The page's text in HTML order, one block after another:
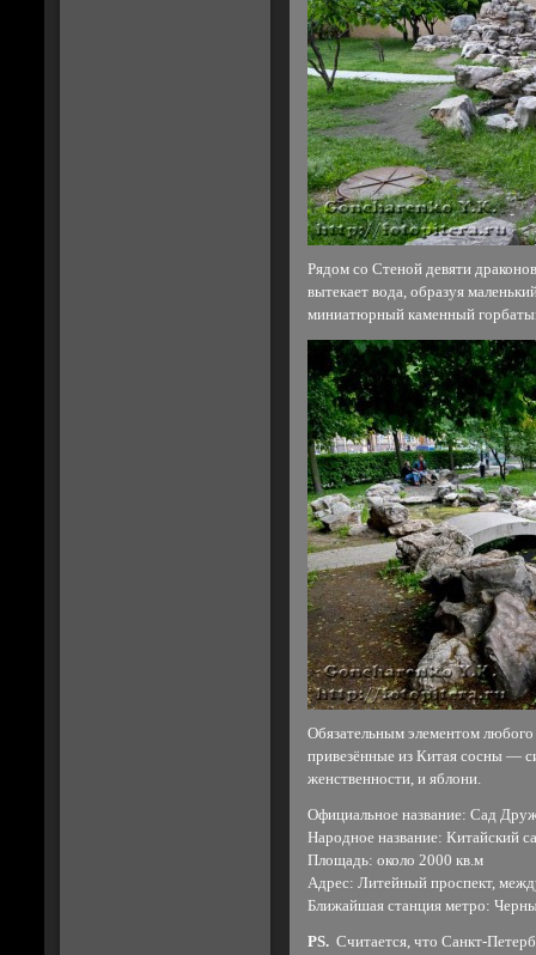
Рядом со Стеной девяти
вытекает вода, образуя
миниатюрный каменный
Обязательным элементом любого
привезённые из Китая сосны —
женственности, и яблони.
Официальное название: Сад
Народное название: Китайский
Площадь: около 2000 кв.м
Адрес: Литейный проспект,
Ближайшая станция метро:
PS. Считается, что Санкт-